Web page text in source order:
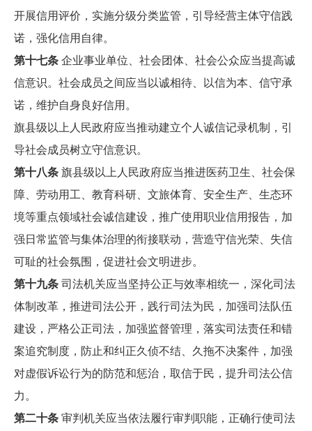
开展信用评价，实施分级分类监管，引导经营主体守信践
诺，强化信用自律。
第十七条 企业事业单位、社会团体、社会公众应当提高诚
信意识。社会成员之间应当以诚相待、以信为本、信守承
诺，维护自身良好信用。
旗县级以上人民政府应当推动建立个人诚信记录机制，引
导社会成员树立守信意识。
第十八条 旗县级以上人民政府应当推进医药卫生、社会保
障、劳动用工、教育科研、文旅体育、安全生产、生态环
境等重点领域社会诚信建设，推广使用职业信用报告，加
强日常监管与集体治理的衔接联动，营造守信光荣、失信
可耻的社会氛围，促进社会文明进步。
第十九条 司法机关应当坚持公正与效率相统一，深化司法
体制改革，推进司法公开，践行司法为民，加强司法队伍
建设，严格公正司法，加强监督管理，落实司法责任和错
案追究制度，防止和纠正久侦不结、久拖不决案件，加强
对虚假诉讼行为的防范和惩治，取信于民，提升司法公信
力。
第二十条 审判机关应当依法履行审判职能，正确行使司法